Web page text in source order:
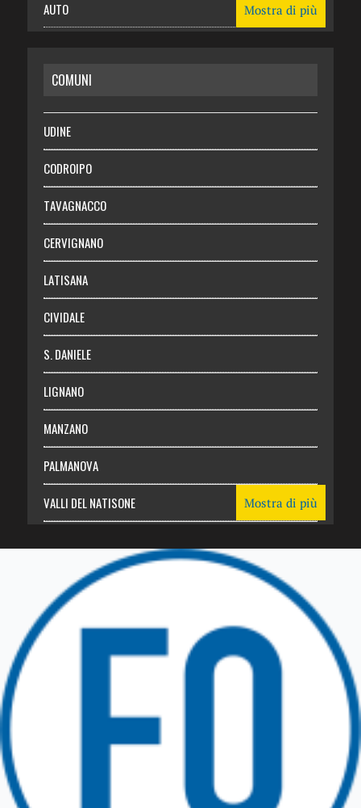
AUTO
RISPARMIO
SALUTE
Necrologie
Chi siamo
Abbonati
Login
Mostra di più
COMUNI
UDINE
CODROIPO
TAVAGNACCO
CERVIGNANO
LATISANA
CIVIDALE
S. DANIELE
LIGNANO
MANZANO
PALMANOVA
VALLI DEL NATISONE
TRICESIMO
TARCENTO
GEMONA DEL FRIULI
Mostra di più